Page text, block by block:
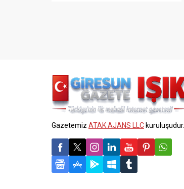
Gazetemiz ATAK AJANS LLC kuruluşudur.